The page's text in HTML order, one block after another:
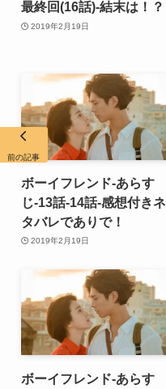
最終回(16話)-結末は！？
2019年2月19日
ボーイフレンド-あらす
じ-13話-14話-感想付きネ
タバレでありで！
2019年2月19日
ボーイフレンド-あらす
前の記事